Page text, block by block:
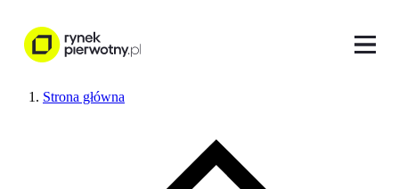
Strona główna